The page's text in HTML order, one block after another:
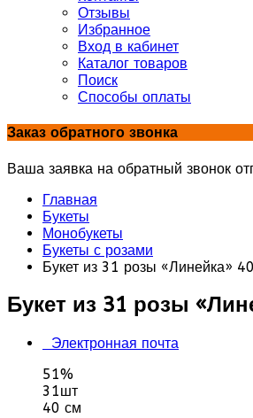
Отзывы
Избранное
Вход в кабинет
Каталог товаров
Поиск
Способы оплаты
Заказ обратного звонка
Ваша заявка на обратный звонок
Главная
Букеты
Монобукеты
Букеты с розами
Букет из 31 розы «Линейка»
Букет из 31 розы
Электронная почта
51%
31шт
40 см